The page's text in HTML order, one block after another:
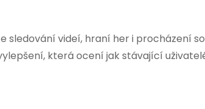
videí, hraní her i procházení
která ocení jak stávající